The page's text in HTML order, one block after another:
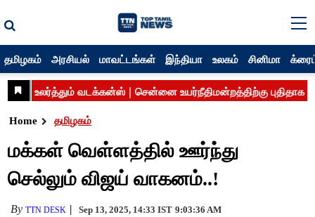
தமிழகம் அரசியல் மாவட்டங்கள் இந்தியா உலகம் சினிமா
Home தமிழகம்
மக்கள் வெள்ளத்தில் ஊர்ந்து
செல்லும் விஜய் வாகனம்..!
ByTTN DESK Sep 13, 2025, 14:33 IST 9:03:36 AM